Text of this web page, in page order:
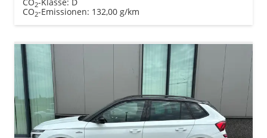
CO2-Klasse: D
CO2-Emissionen: 132,00 g/km